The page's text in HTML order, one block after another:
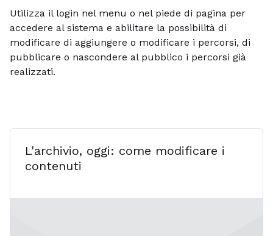
Utilizza il login nel menu o nel piede di pagina per
accedere al sistema e abilitare la possibilità di
modificare di aggiungere o modificare i percorsi, di
pubblicare o nascondere al pubblico i percorsi già
realizzati.
L'archivio, oggi: come modificare i
contenuti